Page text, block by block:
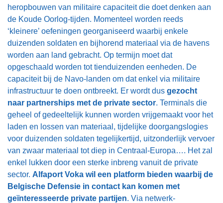
heropbouwen van militaire capaciteit die doet denken aan
de Koude Oorlog-tijden. Momenteel worden reeds
‘kleinere’ oefeningen georganiseerd waarbij enkele
duizenden soldaten en bijhorend materiaal via de havens
worden aan land gebracht. Op termijn moet dat
opgeschaald worden tot tienduizenden eenheden. De
capaciteit bij de Navo-landen om dat enkel via militaire
infrastructuur te doen ontbreekt. Er wordt dus gezocht
naar partnerships met de private sector. Terminals die
geheel of gedeeltelijk kunnen worden vrijgemaakt voor het
laden en lossen van materiaal, tijdelijke doorgangslogies
voor duizenden soldaten tegelijkertijd, uitzonderlijk vervoer
van zwaar materiaal tot diep in Centraal-Europa…. Het zal
enkel lukken door een sterke inbreng vanuit de private
sector. Alfaport Voka wil een platform bieden waarbij de
Belgische Defensie in contact kan komen met
geïnteresseerde private partijen. Via netwerk-